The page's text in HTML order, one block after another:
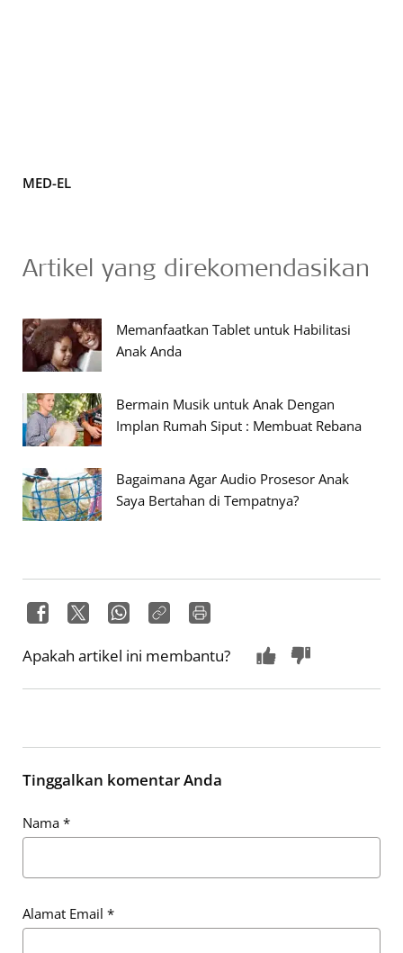
MED-EL
Artikel yang direkomendasikan
Memanfaatkan Tablet untuk Habilitasi
Anak Anda
Bermain Musik untuk Anak Dengan
Implan Rumah Siput : Membuat Rebana
Bagaimana Agar Audio Prosesor Anak
Saya Bertahan di Tempatnya?
Apakah artikel ini membantu?
Tinggalkan komentar Anda
Nama *
Alamat Email *